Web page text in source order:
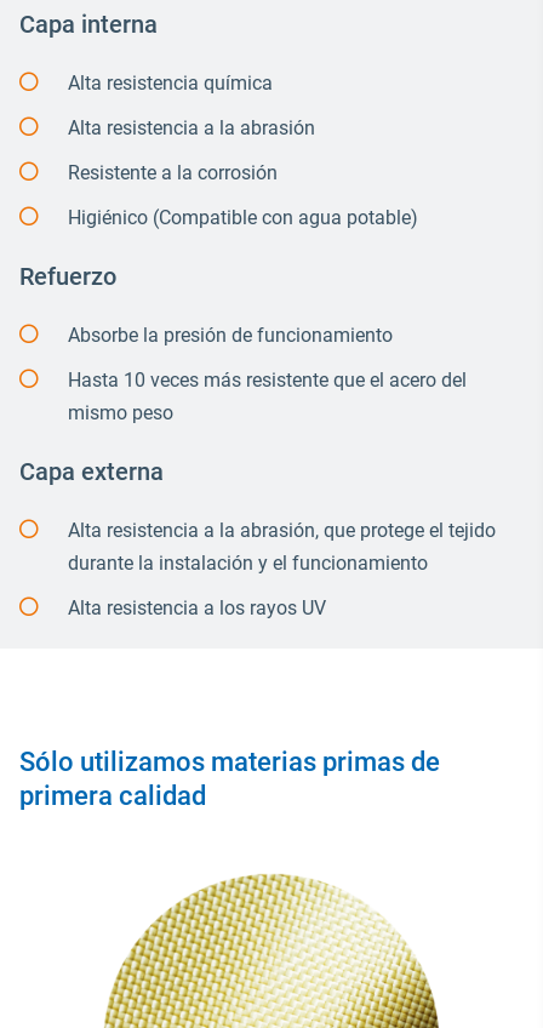
Capa interna
Alta resistencia química
Alta resistencia a la abrasión
Resistente a la corrosión
Higiénico (Compatible con agua potable)
Refuerzo
Absorbe la presión de funcionamiento
Hasta 10 veces más resistente que el acero del
mismo peso
Capa externa
Alta resistencia a la abrasión, que protege el tejido
durante la instalación y el funcionamiento
Alta resistencia a los rayos UV
Sólo utilizamos materias primas de
primera calidad